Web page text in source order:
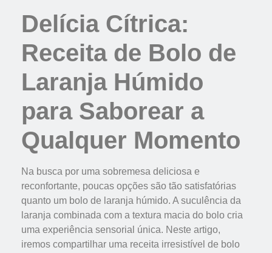
Delícia Cítrica:
Receita de Bolo de
Laranja Húmido
para Saborear a
Qualquer Momento
Na busca por uma sobremesa deliciosa e
reconfortante, poucas opções são tão satisfatórias
quanto um bolo de laranja húmido. A suculência da
laranja combinada com a textura macia do bolo cria
uma experiência sensorial única. Neste artigo,
iremos compartilhar uma receita irresistível de bolo